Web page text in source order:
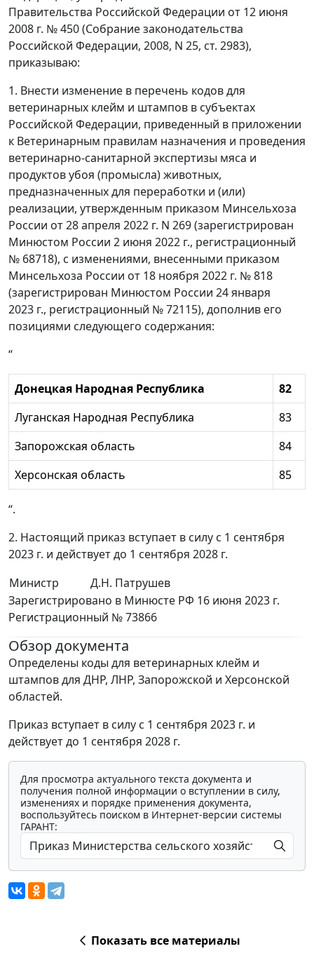
Правительства Российской Федерации от 12 июня
2008 г. № 450 (Собрание законодательства
Российской Федерации, 2008, N 25, ст. 2983),
приказываю:
1. Внести изменение в перечень кодов для
ветеринарных клейм и штампов в субъектах
Российской Федерации, приведенный в приложении
к Ветеринарным правилам назначения и проведения
ветеринарно-санитарной экспертизы мяса и
продуктов убоя (промысла) животных,
предназначенных для переработки и (или)
реализации, утвержденным приказом Минсельхоза
России от 28 апреля 2022 г. N 269 (зарегистрирован
Минюстом России 2 июня 2022 г., регистрационный
№ 68718), с изменениями, внесенными приказом
Минсельхоза России от 18 ноября 2022 г. № 818
(зарегистрирован Минюстом России 24 января
2023 г., регистрационный № 72115), дополнив его
позициями следующего содержания:
“
Донецкая Народная Республика
82
Луганская Народная Республика
83
Запорожская область
84
Херсонская область
85
“.
2. Настоящий приказ вступает в силу с 1 сентября
2023 г. и действует до 1 сентября 2028 г.
Министр
Д.Н. Патрушев
Зарегистрировано в Минюсте РФ 16 июня 2023 г.
Регистрационный № 73866
Обзор документа
Определены коды для ветеринарных клейм и
штампов для ДНР, ЛНР, Запорожской и Херсонской
областей.
Приказ вступает в силу с 1 сентября 2023 г. и
действует до 1 сентября 2028 г.
Для просмотра актуального текста документа и
получения полной информации о вступлении в силу,
изменениях и порядке применения документа,
воспользуйтесь поиском в Интернет-версии системы
ГАРАНТ:
Показать все материалы